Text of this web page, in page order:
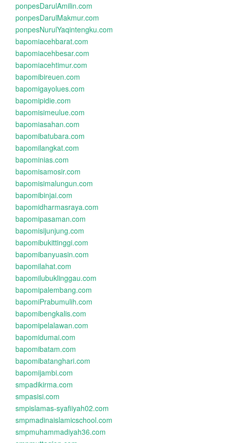
ponpesDarulAmilin.com
ponpesDarulMakmur.com
ponpesNurulYaqintengku.com
bapomiacehbarat.com
bapomiacehbesar.com
bapomiacehtimur.com
bapomibireuen.com
bapomigayolues.com
bapomipidie.com
bapomisimeulue.com
bapomiasahan.com
bapomibatubara.com
bapomilangkat.com
bapominias.com
bapomisamosir.com
bapomisimalungun.com
bapomibinjai.com
bapomidharmasraya.com
bapomipasaman.com
bapomisijunjung.com
bapomibukittinggi.com
bapomibanyuasin.com
bapomilahat.com
bapomilubuklinggau.com
bapomipalembang.com
bapomiPrabumulih.com
bapomibengkalis.com
bapomipelalawan.com
bapomidumai.com
bapomibatam.com
bapomibatanghari.com
bapomijambi.com
smpadikirma.com
smpasisi.com
smpislamas-syafiiyah02.com
smpmadinaislamicschool.com
smpmuhammadiyah36.com